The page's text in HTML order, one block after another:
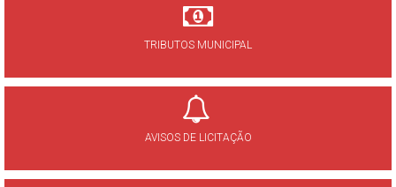
TRIBUTOS MUNICIPAL
AVISOS DE LICITAÇÃO